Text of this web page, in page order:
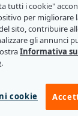
di
commerciali, i
tutti i cookie"
per migliorare
sito, contribuire
gli annunci
Informativa
.
cookie